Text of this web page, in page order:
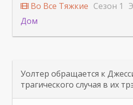
Во Все Тяжкие Сезон 1
Дом
Уолтер обращается к
трагического случая в их